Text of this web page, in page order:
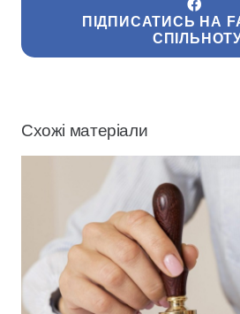
ПІДПИСАТИСЬ НА
Схожі матеріали